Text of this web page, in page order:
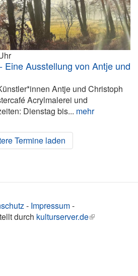
Eine Ausstellung von Antje und
Antje und Christoph
Acrylmalerei und
Dienstag bis... mehr
Termine laden
- Impressum-
durch kulturserver.de